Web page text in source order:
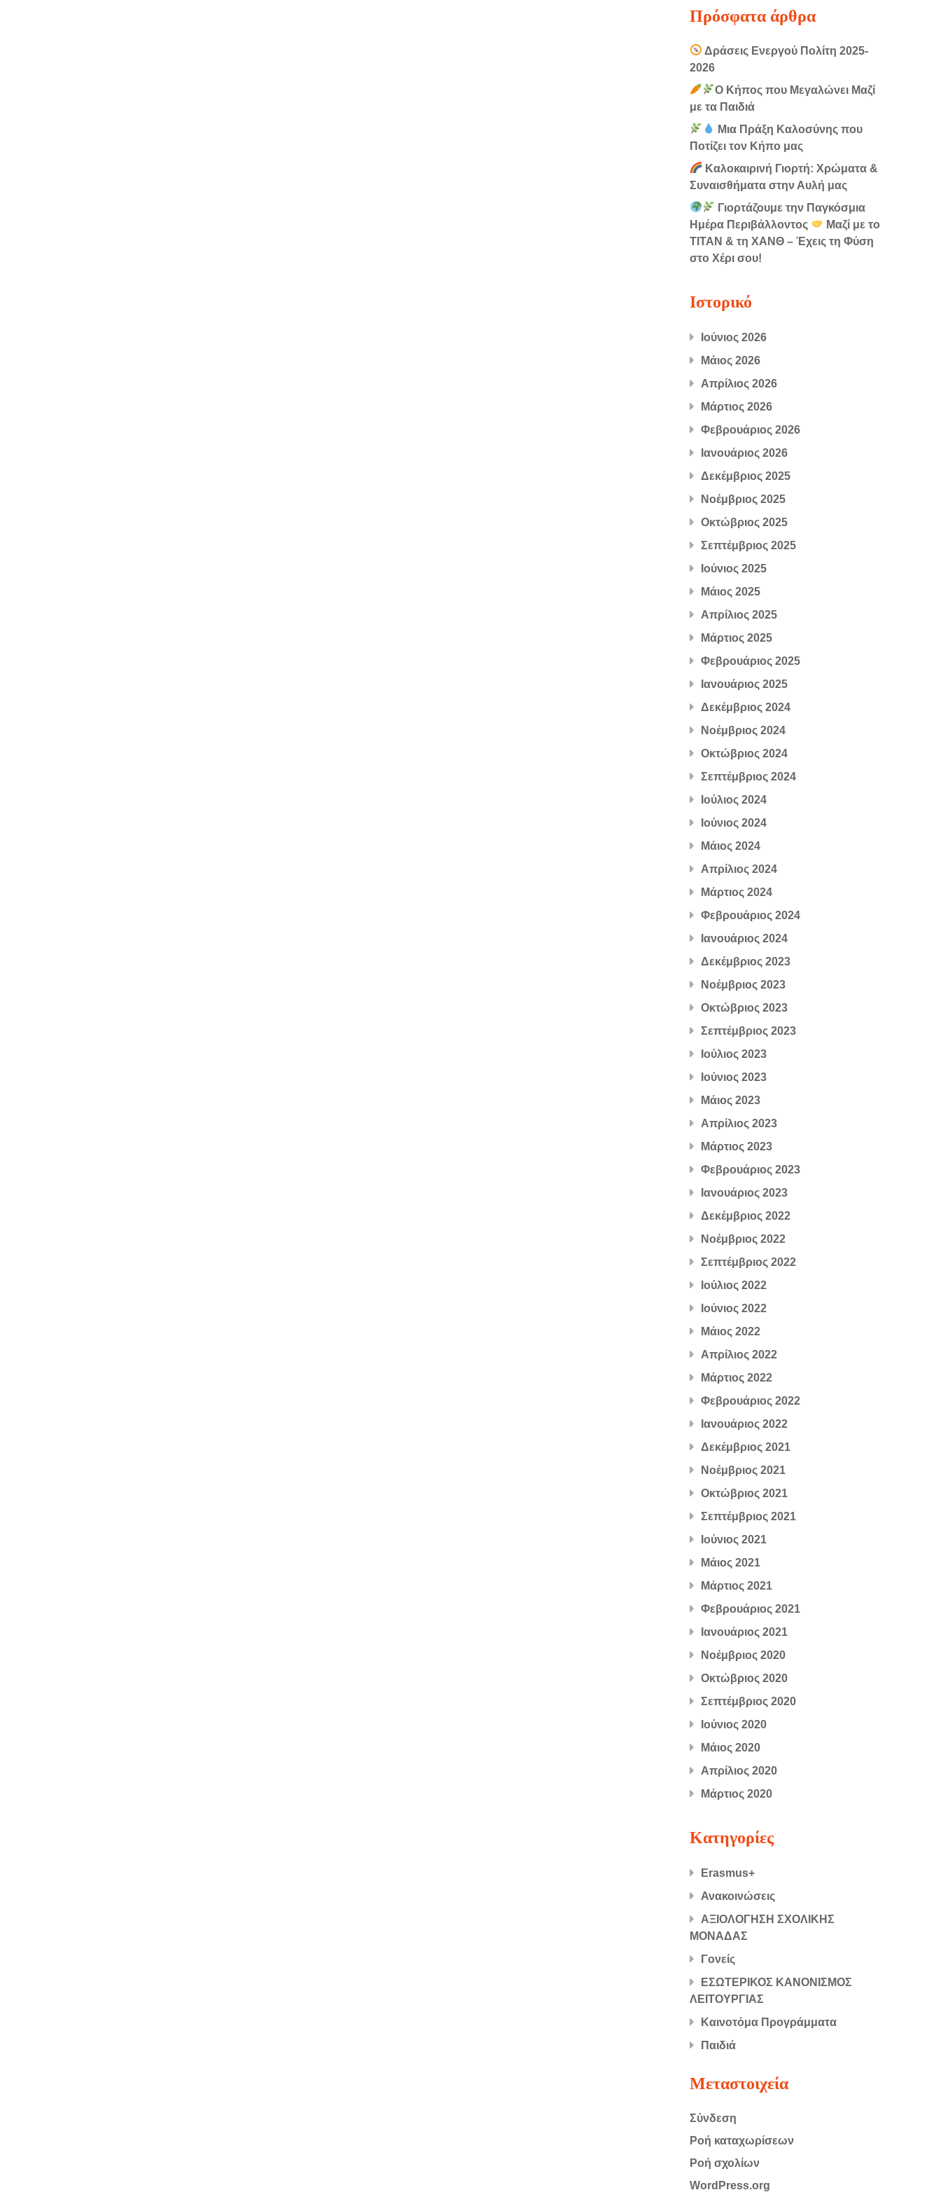
Πρόσφατα άρθρα
Δράσεις Ενεργού Πολίτη 2025-
2026
Ο Κήπος που Μεγαλώνει Μαζί
με τα Παιδιά
Μια Πράξη Καλοσύνης που
Ποτίζει τον Κήπο μας
Καλοκαιρινή Γιορτή: Χρώματα &
Συναισθήματα στην Αυλή μας
Γιορτάζουμε την Παγκόσμια
Ημέρα Περιβάλλοντος
Μαζί με το
ΤΙΤΑΝ & τη ΧΑΝΘ – Έχεις τη Φύση
στο Χέρι σου!
Ιστορικό
Ιούνιος 2026
Μάιος 2026
Απρίλιος 2026
Μάρτιος 2026
Φεβρουάριος 2026
Ιανουάριος 2026
Δεκέμβριος 2025
Νοέμβριος 2025
Οκτώβριος 2025
Σεπτέμβριος 2025
Ιούνιος 2025
Μάιος 2025
Απρίλιος 2025
Μάρτιος 2025
Φεβρουάριος 2025
Ιανουάριος 2025
Δεκέμβριος 2024
Νοέμβριος 2024
Οκτώβριος 2024
Σεπτέμβριος 2024
Ιούλιος 2024
Ιούνιος 2024
Μάιος 2024
Απρίλιος 2024
Μάρτιος 2024
Φεβρουάριος 2024
Ιανουάριος 2024
Δεκέμβριος 2023
Νοέμβριος 2023
Οκτώβριος 2023
Σεπτέμβριος 2023
Ιούλιος 2023
Ιούνιος 2023
Μάιος 2023
Απρίλιος 2023
Μάρτιος 2023
Φεβρουάριος 2023
Ιανουάριος 2023
Δεκέμβριος 2022
Νοέμβριος 2022
Σεπτέμβριος 2022
Ιούλιος 2022
Ιούνιος 2022
Μάιος 2022
Απρίλιος 2022
Μάρτιος 2022
Φεβρουάριος 2022
Ιανουάριος 2022
Δεκέμβριος 2021
Νοέμβριος 2021
Οκτώβριος 2021
Σεπτέμβριος 2021
Ιούνιος 2021
Μάιος 2021
Μάρτιος 2021
Φεβρουάριος 2021
Ιανουάριος 2021
Νοέμβριος 2020
Οκτώβριος 2020
Σεπτέμβριος 2020
Ιούνιος 2020
Μάιος 2020
Απρίλιος 2020
Μάρτιος 2020
Kατηγορίες
Erasmus+
Ανακοινώσεις
ΑΞΙΟΛΟΓΗΣΗ ΣΧΟΛΙΚΗΣ
ΜΟΝΑΔΑΣ
Γονείς
ΕΣΩΤΕΡΙΚΟΣ ΚΑΝΟΝΙΣΜΟΣ
ΛΕΙΤΟΥΡΓΙΑΣ
Καινοτόμα Προγράμματα
Παιδιά
Μεταστοιχεία
Σύνδεση
Ροή καταχωρίσεων
Ροή σχολίων
WordPress.org